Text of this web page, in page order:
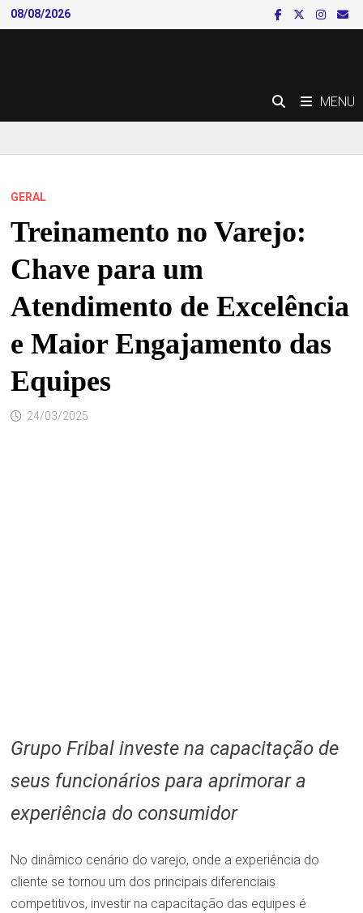
Skip
to
08/08/2026
MENU
GERAL
Treinamento no Varejo:
Chave para um
Atendimento de Excelência
e Maior Engajamento das
Equipes
24/03/2025
Grupo Fribal investe na capacitação de
seus funcionários para aprimorar a
experiência do consumidor
No dinâmico cenário do varejo, onde a experiência do
cliente se tornou um dos principais diferenciais
competitivos, investir na capacitação das equipes é